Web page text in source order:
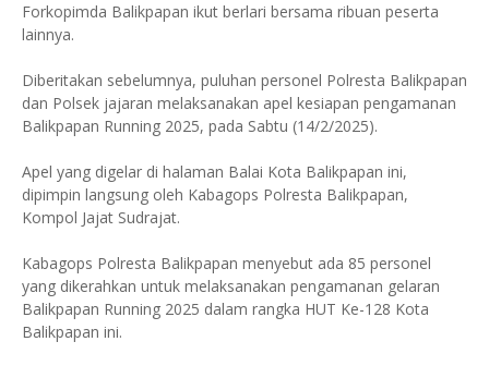
Forkopimda Balikpapan ikut berlari bersama ribuan peserta
lainnya.
Diberitakan sebelumnya, puluhan personel Polresta Balikpapan
dan Polsek jajaran melaksanakan apel kesiapan pengamanan
Balikpapan Running 2025, pada Sabtu (14/2/2025).
Apel yang digelar di halaman Balai Kota Balikpapan ini,
dipimpin langsung oleh Kabagops Polresta Balikpapan,
Kompol Jajat Sudrajat.
Kabagops Polresta Balikpapan menyebut ada 85 personel
yang dikerahkan untuk melaksanakan pengamanan gelaran
Balikpapan Running 2025 dalam rangka HUT Ke-128 Kota
Balikpapan ini.